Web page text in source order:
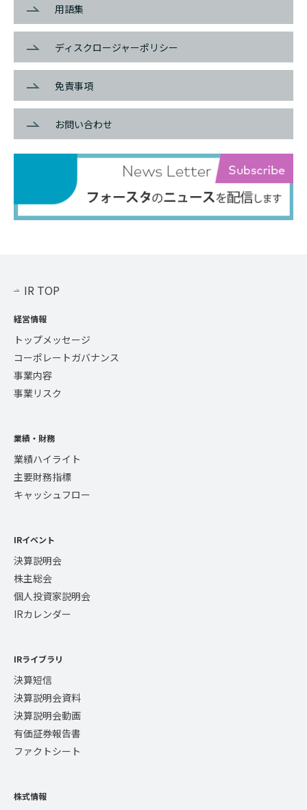
用語集
ディスクロージャーポリシー
免責事項
お問い合わせ
IR TOP
経営情報
トップメッセージ
コーポレートガバナンス
事業内容
事業リスク
業績・財務
業績ハイライト
主要財務指標
キャッシュフロー
IRイベント
決算説明会
株主総会
個人投資家説明会
IRカレンダー
IRライブラリ
決算短信
決算説明会資料
決算説明会動画
有価証券報告書
ファクトシート
株式情報